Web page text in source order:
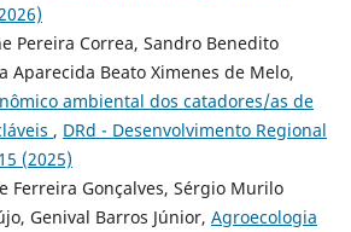
Pereira Correa, Sandro Benedito
Aparecida Beato Ximenes de Melo,
ambiental dos catadores/as de
, DRd - Desenvolvimento Regional
(2025)
Ferreira Gonçalves, Sérgio Murilo
Genival Barros Júnior, Agroecologia